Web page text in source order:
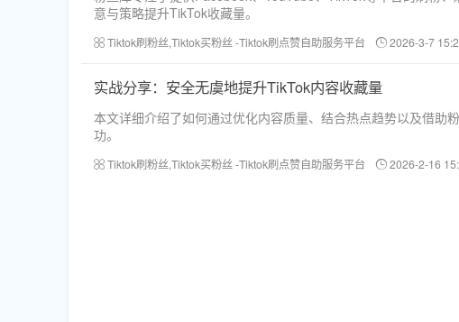
意与策略提升TikTok收藏量。
Tiktok刷粉丝,Tiktok买粉丝 -Tiktok刷点赞自助服务平台 2026-3-7
实战分享：安全无虞地提升TikTok内容收藏量
本文详细介绍了如何通过优化内容质量、结合热点趋势以及借助
功。
Tiktok刷粉丝,Tiktok买粉丝 -Tiktok刷点赞自助服务平台 2026-2-16